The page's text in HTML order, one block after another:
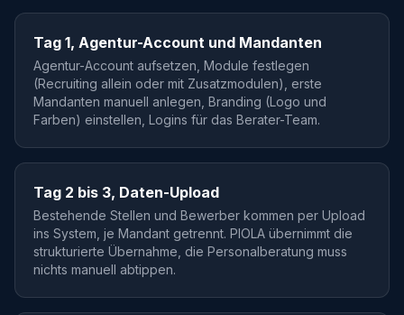
Tag 1, Agentur-Account und Mandanten
Agentur-Account aufsetzen, Module festlegen
(Recruiting allein oder mit Zusatzmodulen), erste
Mandanten manuell anlegen, Branding (Logo und
Farben) einstellen, Logins für das Berater-Team.
Tag 2 bis 3, Daten-Upload
Bestehende Stellen und Bewerber kommen per Upload
ins System, je Mandant getrennt. PIOLA übernimmt die
strukturierte Übernahme, die Personalberatung muss
nichts manuell abtippen.